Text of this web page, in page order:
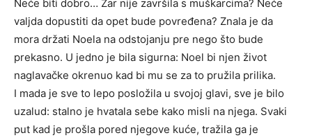
Neće biti dobro… Zar nije završila s muškarcima? Neće
valjda dopustiti da opet bude povređena? Znala je da
mora držati Noela na odstojanju pre nego što bude
prekasno. U jedno je bila sigurna: Noel bi njen život
naglavačke okrenuo kad bi mu se za to pružila prilika.
I mada je sve to lepo posložila u svojoj glavi, sve je bilo
uzalud: stalno je hvatala sebe kako misli na njega. Svaki
put kad je prošla pored njegove kuće, tražila ga je